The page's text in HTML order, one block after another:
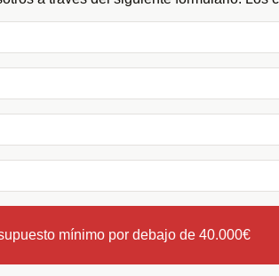
mínimo por debajo de 40.000€